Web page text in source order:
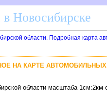
в Новосибирске
области. Подробная карта
НА КАРТЕ
области масштаба